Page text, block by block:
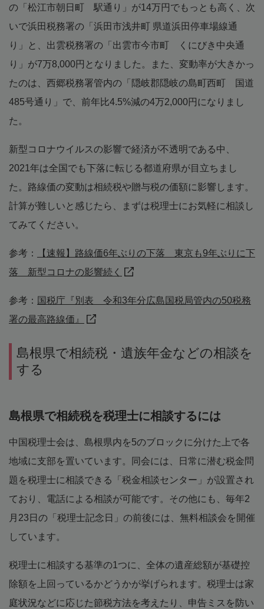
の「松江市朝日町 駅通り」が14万円でもっとも高く、次
いで浜田税務署の「浜田市浅井町 県道浜田停車場線通
り」と、出雲税務署の「出雲市今市町 くにびき中央通
り」が7万8,000円となりました。また、変動率が大きかっ
たのは、西郷税務署管内の「隠岐郡隠岐の島町西町 国道
485号通り」で、前年比4.5%減の4万2,000円になりまし
た。
新型コロナウイルスの影響で経済が不透明である中、
2021年は全国でも下落に転じる都道府県が目立ちまし
た。路線価の変動は相続税や贈与税の価額に影響します。
計算が難しいと感じたら、まずは税理士にお気軽に相談し
てみてください。
参考：
【速報】路線価6年ぶりの下落 東京も9年ぶりに下
落 新型コロナの影響続く
参考： 国税庁『別表 令和3年分広島国税局管内の50税務
署の最高路線価』
島根県で相続税・遺族年金などの相談を
する
島根県で相続税を税理士に相談するには
中国税理士会は、島根県内を5のブロックに分けた上で各
地域に支部を置いています。同会には、日常に潜む税金問
題を税理士に相談できる「税金相談センター」が設置され
ており、電話による相談が可能です。その他にも、毎年2
月23日の「税理士記念日」の前後には、無料相談会を開催
しています。
税理士に相談する基準の1つに、全体の遺産総額が基礎控
除額を上回っているかどうかが挙げられます。税理士は家
庭状況などに応じた節税方法を考えたり、申告ミスを防い